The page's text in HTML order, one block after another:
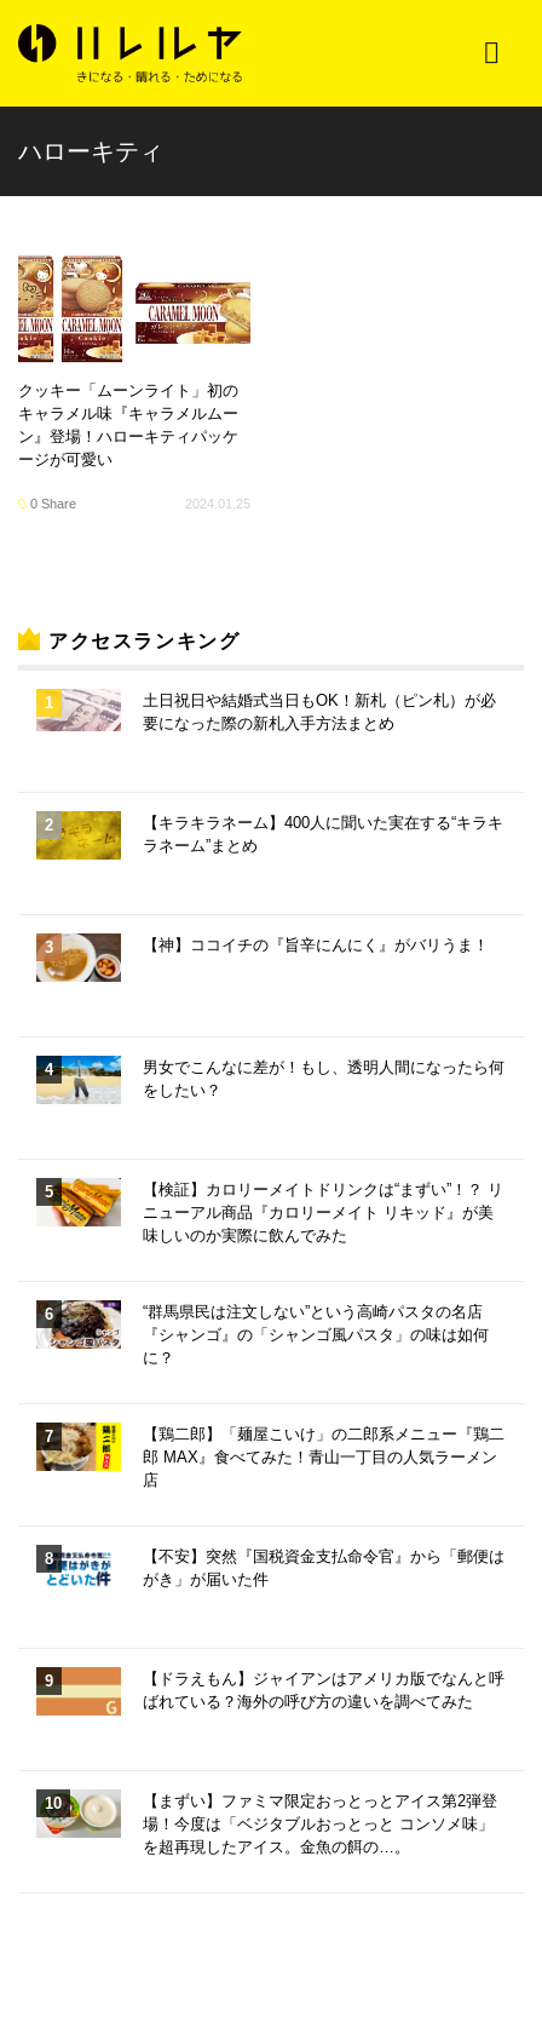
ハローキティ
クッキー「ムーンライト」初の
キャラメル味『キャラメルムー
ン』登場！ハローキティパッケ
ージが可愛い
0 Share 2024.01.25
アクセスランキング
土日祝日や結婚式当日もOK！新札（ピン札）が必
要になった際の新札入手方法まとめ
【キラキラネーム】400人に聞いた実在する“キラキ
ラネーム”まとめ
【神】ココイチの『旨辛にんにく』がバリうま！
男女でこんなに差が！もし、透明人間になったら何
をしたい？
【検証】カロリーメイトドリンクは“まずい”！？ リ
ニューアル商品『カロリーメイト リキッド』が美
味しいのか実際に飲んでみた
“群馬県民は注文しない”という高崎パスタの名店
『シャンゴ』の「シャンゴ風パスタ」の味は如何
に？
【鶏二郎】「麺屋こいけ」の二郎系メニュー『鶏二
郎 MAX』食べてみた！青山一丁目の人気ラーメン
店
【不安】突然『国税資金支払命令官』から「郵便は
がき」が届いた件
【ドラえもん】ジャイアンはアメリカ版でなんと呼
ばれている？海外の呼び方の違いを調べてみた
【まずい】ファミマ限定おっとっとアイス第2弾登
場！今度は「ベジタブルおっとっと コンソメ味」
を超再現したアイス。金魚の餌の…。